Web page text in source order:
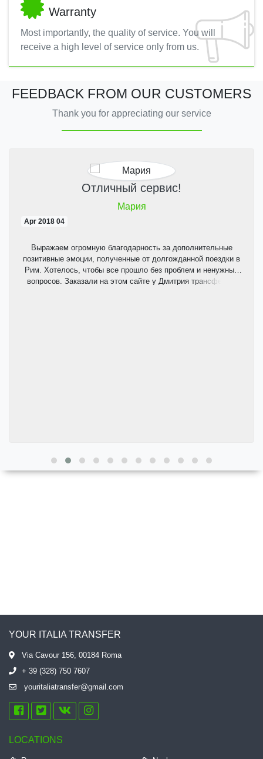
Warranty
Most importantly, the quality of service. You will
receive a high level of service only from us.
FEEDBACK FROM OUR CUSTOMERS
Thank you for appreciating our service
Отличный сервис!
Мария
04 Apr 2018
Выражаем огромную благодарность за дополнительные
позитивные эмоции, полученные от долгожданной поездки в
Рим. Хотелось, чтобы все прошло без проблем и ненужных
вопросов. Заказали на этом сайте у Дмитрия трансфер по
YOUR ITALIA TRANSFER
Via Cavour 156, 00184 Roma
+ 39 (328) 750 7607
youritaliatransfer@gmail.com
LOCATIONS